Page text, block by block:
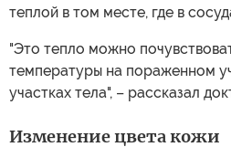
теплой в том месте, где в
"Это тепло можно
температуры на пораженном
участках тела", – рассказал
Изменение цвета кожи